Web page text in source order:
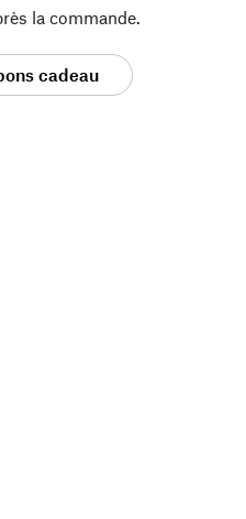
la commande.
cadeau